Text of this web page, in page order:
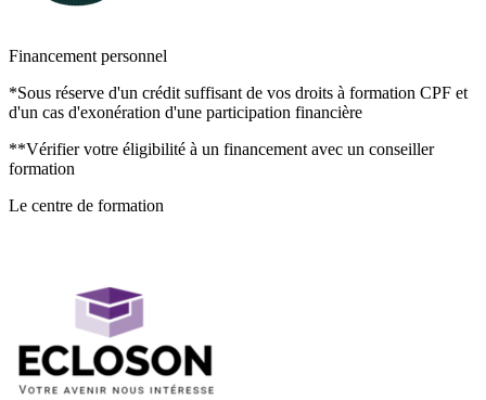
Financement personnel
*Sous réserve d'un crédit suffisant de vos droits à formation CPF et
d'un cas d'exonération d'une participation financière
**Vérifier votre éligibilité à un financement avec un conseiller
formation
Le centre de formation